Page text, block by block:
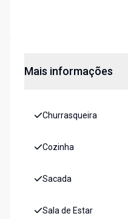
Mais informações
Churrasqueira
Cozinha
Sacada
Sala de Estar